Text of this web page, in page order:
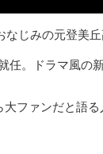
じみの元登美
任。ドラマ風の
ファンだと語